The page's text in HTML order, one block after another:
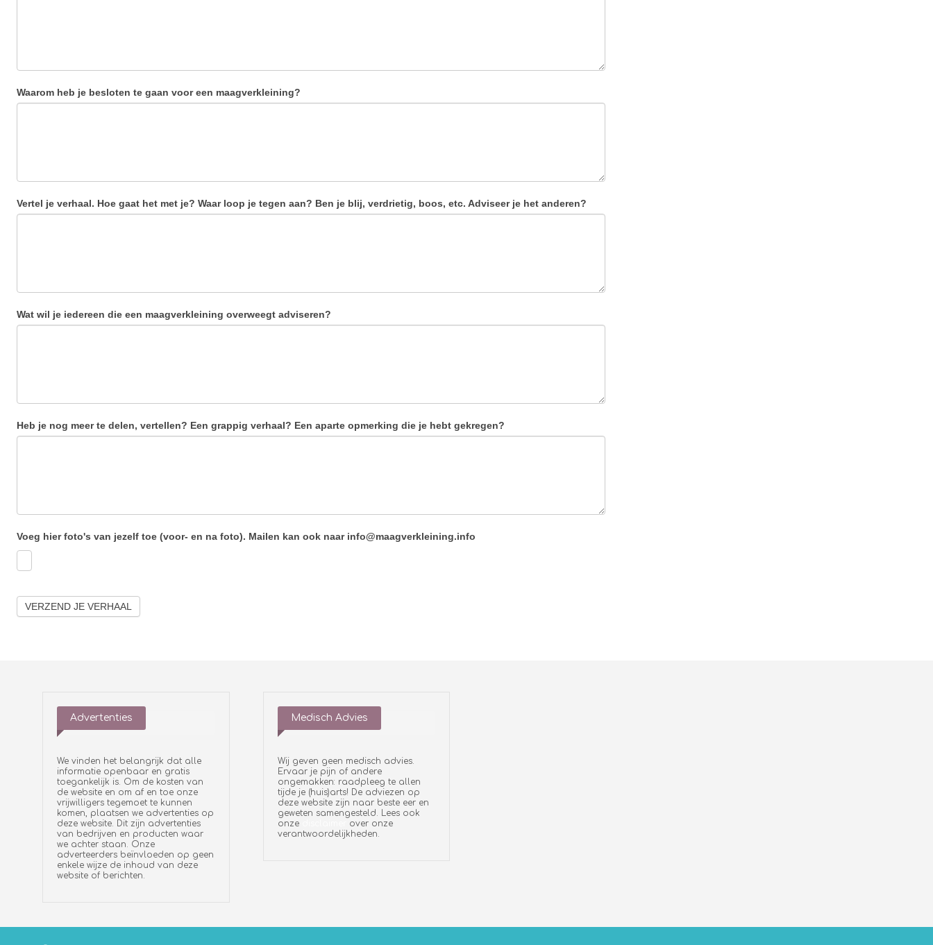
Waarom heb je besloten te gaan voor een maagverkleining?
Vertel je verhaal. Hoe gaat het met je? Waar loop je tegen aan? Ben je blij, verdrietig, boos, etc. Adviseer je het anderen?
Wat wil je iedereen die een maagverkleining overweegt adviseren?
Heb je nog meer te delen, vertellen? Een grappig verhaal? Een aparte opmerking die je hebt gekregen?
Voeg hier foto's van jezelf toe (voor- en na foto). Mailen kan ook naar info@maagverkleining.info
VERZEND JE VERHAAL
Advertenties
We vinden het belangrijk dat alle
informatie openbaar en gratis
toegankelijk is. Om de kosten van
de website en om af en toe onze
vrijwilligers tegemoet te kunnen
komen, plaatsen we advertenties op
deze website. Dit zijn advertenties
van bedrijven en producten waar
we achter staan. Onze
adverteerders beïnvloeden op geen
enkele wijze de inhoud van deze
website of berichten.
Medisch Advies
Wij geven geen medisch advies.
Ervaar je pijn of andere
ongemakken: raadpleeg te allen
tijde je (huis)arts! De adviezen op
deze website zijn naar beste eer en
geweten samengesteld. Lees ook
onze
over onze
verantwoordelijkheden.